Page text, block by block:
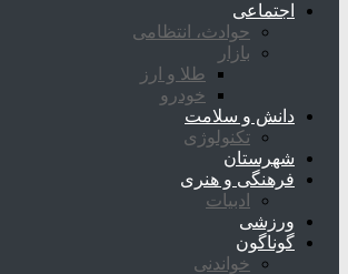
اجتماعی
حوادث، انتظامی
بازار
طلا و ارز
خودرو
دانش و سلامت
تکنولوژی
شهرستان
فرهنگی و هنری
ادبیات
ورزشی
گوناگون
خواندنی